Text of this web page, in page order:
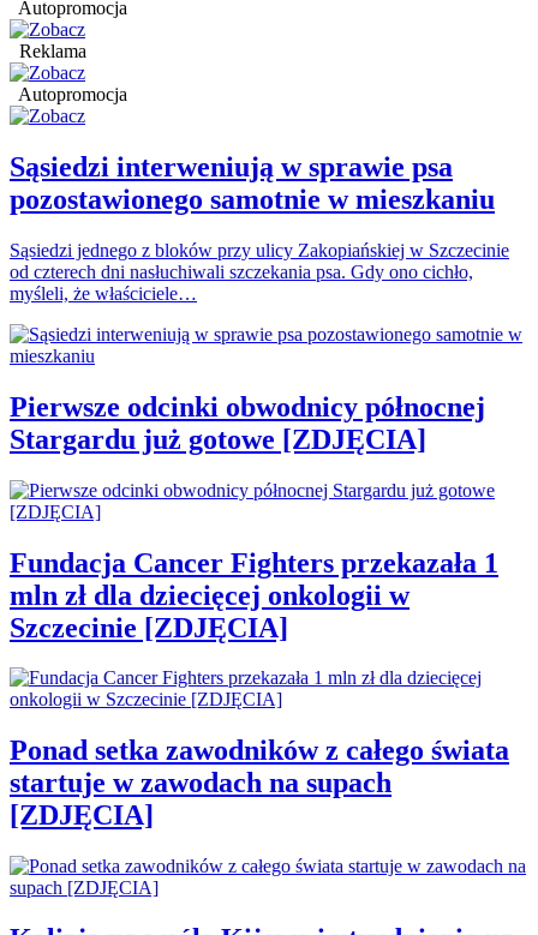
Autopromocja
Reklama
Autopromocja
Sąsiedzi interweniują w sprawie psa
pozostawionego samotnie w mieszkaniu
Sąsiedzi jednego z bloków przy ulicy Zakopiańskiej w Szczecinie
od czterech dni nasłuchiwali szczekania psa. Gdy ono cichło,
myśleli, że właściciele…
Pierwsze odcinki obwodnicy północnej
Stargardu już gotowe [ZDJĘCIA]
Fundacja Cancer Fighters przekazała 1
mln zł dla dziecięcej onkologii w
Szczecinie [ZDJĘCIA]
Ponad setka zawodników z całego świata
startuje w zawodach na supach
[ZDJĘCIA]